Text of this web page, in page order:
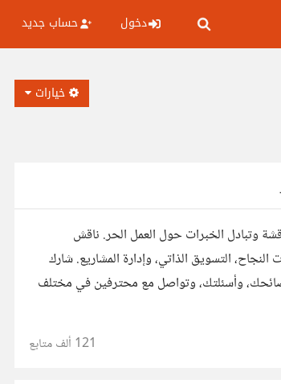
دخول حساب جديد
خيارات
وتبادل الخبرات حول العمل الحر. ناقش
النجاح، التسويق الذاتي، وإدارة المشاريع. شارك
وأسئلتك، وتواصل مع محترفين في مختلف
121 ألف متابع